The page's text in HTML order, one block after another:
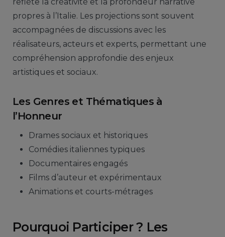
propres à l’Italie. Les projections sont souvent
accompagnées de discussions avec les
réalisateurs, acteurs et experts, permettant une
compréhension approfondie des enjeux
artistiques et sociaux.
Les Genres et Thématiques à
l’Honneur
Drames sociaux et historiques
Comédies italiennes typiques
Documentaires engagés
Films d’auteur et expérimentaux
Animations et courts-métrages
Pourquoi Participer ? Les